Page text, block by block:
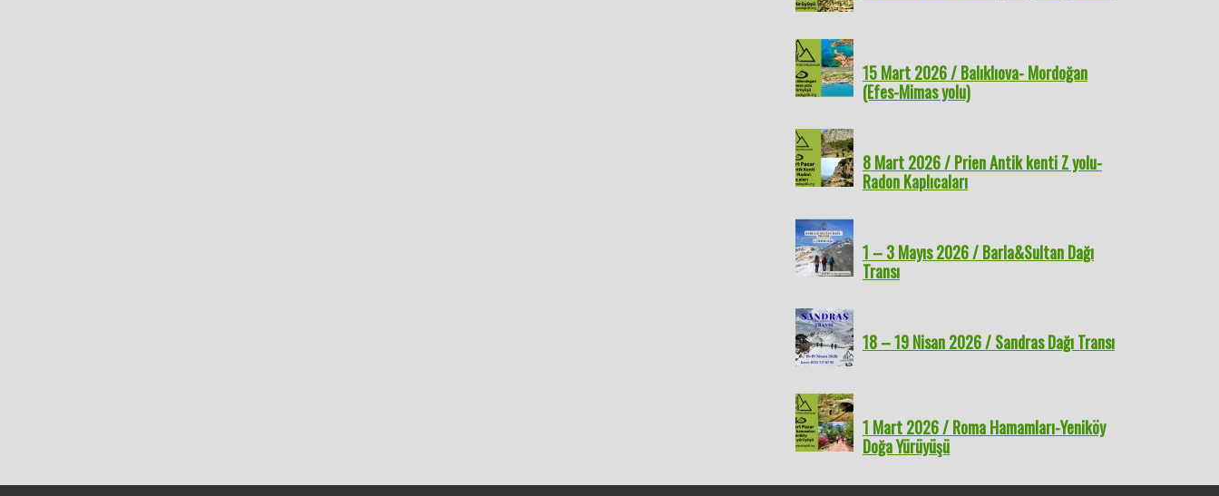
15 Mart 2026 / Balıklıova- Mordoğan
(Efes-Mimas yolu)
8 Mart 2026 / Prien Antik kenti Z yolu-
Radon Kaplıcaları
1 – 3 Mayıs 2026 / Barla&Sultan Dağı
Transı
18 – 19 Nisan 2026 / Sandras Dağı Transı
1 Mart 2026 / Roma Hamamları-Yeniköy
Doğa Yürüyüşü